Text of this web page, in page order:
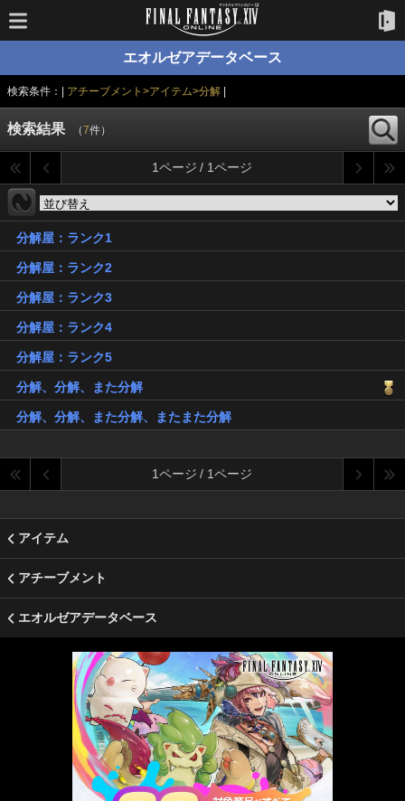
エオルゼアデータベース
検索条件：| アチーブメント>アイテム>分解|
検索結果 （7件）
1ページ / 1ページ
分解屋：ランク1
分解屋：ランク2
分解屋：ランク3
分解屋：ランク4
分解屋：ランク5
分解、分解、また分解
分解、分解、また分解、またまた分解
1ページ / 1ページ
アイテム
アチーブメント
エオルゼアデータベース